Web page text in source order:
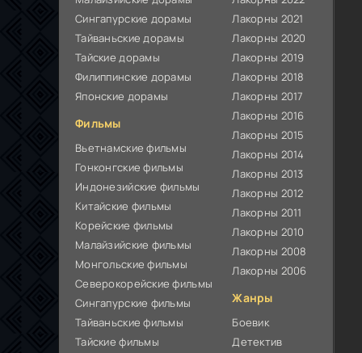
Сингапурские дорамы
Тайваньские дорамы
Тайские дорамы
Филиппинские дорамы
Японские дорамы
Фильмы
Вьетнамские фильмы
Гонконгские фильмы
Индонезийские фильмы
Китайские фильмы
Корейские фильмы
Малайзийские фильмы
Монгольские фильмы
Северокорейские фильмы
Сингапурские фильмы
Тайваньские фильмы
Тайские фильмы
Лакорны 2021
Лакорны 2020
Лакорны 2019
Лакорны 2018
Лакорны 2017
Лакорны 2016
Лакорны 2015
Лакорны 2014
Лакорны 2013
Лакорны 2012
Лакорны 2011
Лакорны 2010
Лакорны 2008
Лакорны 2006
Жанры
Боевик
Детектив